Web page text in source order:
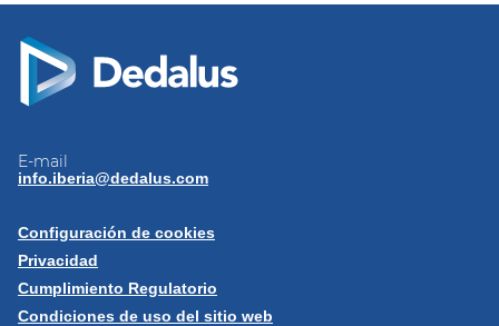
E-mail
info.iberia@dedalus.com
Configuración de cookies
Privacidad
Cumplimiento Regulatorio
Condiciones de uso del sitio web